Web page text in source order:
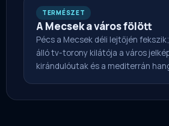
TERMÉSZET
A Mecsek a város fölött
Pécs a Mecsek déli lejtőjén
álló tv-torony kilátója a város
kirándulóutak és a mediterrán